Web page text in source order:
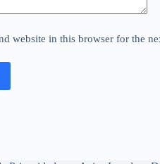
website in this browser for the